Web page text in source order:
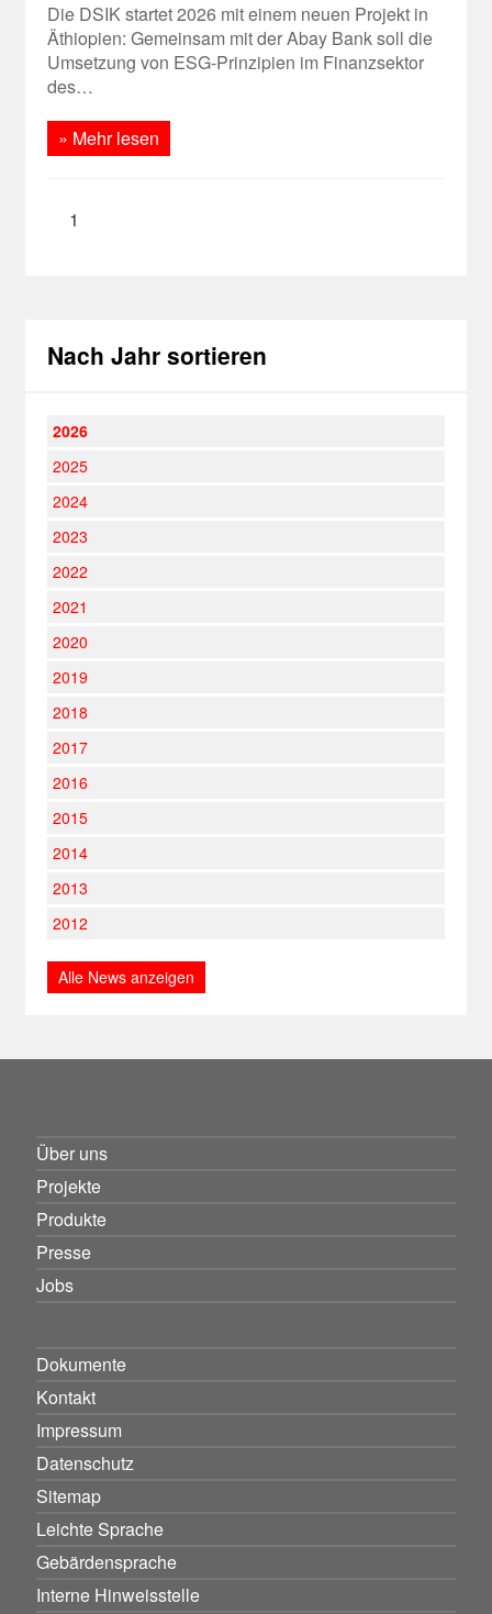
Die DSIK startet 2026 mit einem neuen Projekt in
Äthiopien: Gemeinsam mit der Abay Bank soll die
Umsetzung von ESG-Prinzipien im Finanzsektor
des…
» Mehr lesen
1
Nach Jahr sortieren
2026
2025
2024
2023
2022
2021
2020
2019
2018
2017
2016
2015
2014
2013
2012
Alle News anzeigen
Über uns
Projekte
Produkte
Presse
Jobs
Dokumente
Kontakt
Impressum
Datenschutz
Sitemap
Leichte Sprache
Gebärdensprache
Interne Hinweisstelle